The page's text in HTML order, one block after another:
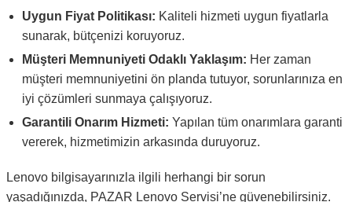
Uygun Fiyat Politikası: Kaliteli hizmeti uygun fiyatlarla
sunarak, bütçenizi koruyoruz.
Müşteri Memnuniyeti Odaklı Yaklaşım: Her zaman
müşteri memnuniyetini ön planda tutuyor, sorunlarınıza en
iyi çözümleri sunmaya çalışıyoruz.
Garantili Onarım Hizmeti: Yapılan tüm onarımlara garanti
vererek, hizmetimizin arkasında duruyoruz.
Lenovo bilgisayarınızla ilgili herhangi bir sorun
yaşadığınızda, PAZAR Lenovo Servisi’ne güvenebilirsiniz.